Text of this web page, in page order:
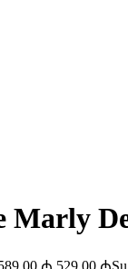
Marly
₼.529.00 ₼